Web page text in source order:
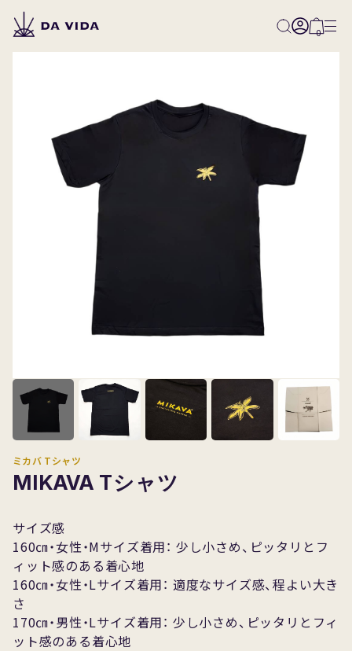
Classical
Classical-Natural
Classical-Washed
Classical-Honey
Competition
0
ミカバ Tシャツ
MIKAVA Tシャツ
サイズ感
160㎝・女性・Mサイズ着用： 少し小さめ、ピッタリとフ
ィット感のある着心地
160㎝・女性・Lサイズ着用： 適度なサイズ感、程よい大き
さ
170㎝・男性・Lサイズ着用： 少し小さめ、ピッタリとフィ
ット感のある着心地